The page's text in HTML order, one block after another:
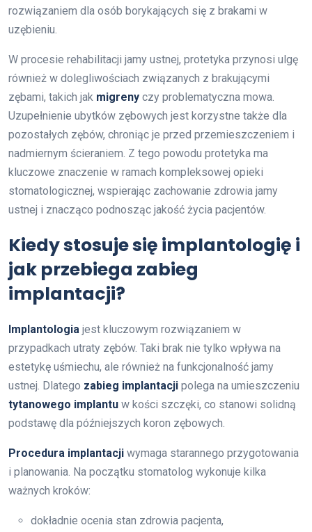
rozwiązaniem dla osób borykających się z brakami w
uzębieniu.
W procesie rehabilitacji jamy ustnej, protetyka przynosi ulgę
również w dolegliwościach związanych z brakującymi
zębami, takich jak migreny czy problematyczna mowa.
Uzupełnienie ubytków zębowych jest korzystne także dla
pozostałych zębów, chroniąc je przed przemieszczeniem i
nadmiernym ścieraniem. Z tego powodu protetyka ma
kluczowe znaczenie w ramach kompleksowej opieki
stomatologicznej, wspierając zachowanie zdrowia jamy
ustnej i znacząco podnosząc jakość życia pacjentów.
Kiedy stosuje się implantologię i
jak przebiega zabieg
implantacji?
Implantologia jest kluczowym rozwiązaniem w
przypadkach utraty zębów. Taki brak nie tylko wpływa na
estetykę uśmiechu, ale również na funkcjonalność jamy
ustnej. Dlatego zabieg implantacji polega na umieszczeniu
tytanowego implantu w kości szczęki, co stanowi solidną
podstawę dla późniejszych koron zębowych.
Procedura implantacji wymaga starannego przygotowania
i planowania. Na początku stomatolog wykonuje kilka
ważnych kroków:
dokładnie ocenia stan zdrowia pacjenta,